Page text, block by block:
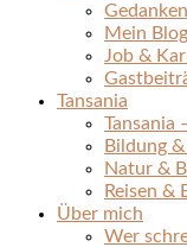
Gedanken
Mein Blog
Job &
Tansania
Tansania
Bildung
Natur &
Reisen &
Über mich
Wer